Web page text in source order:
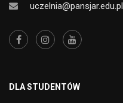
uczelnia@pansjar.edu.pl
DLA STUDENTÓW